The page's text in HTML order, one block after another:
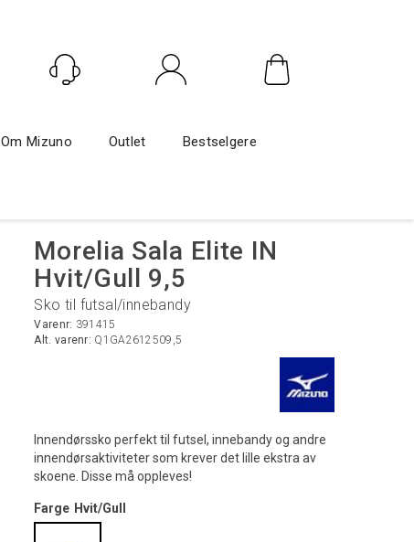
Om Mizuno Outlet Bestselgere
Morelia Sala Elite IN
Hvit/Gull 9,5
Sko til futsal/innebandy
Varenr: 391415
Alt. varenr: Q1GA2612509,5
Innendørssko perfekt til futsel, innebandy og andre
innendørsaktiviteter som krever det lille ekstra av
skoene. Disse må oppleves!
Farge Hvit/Gull